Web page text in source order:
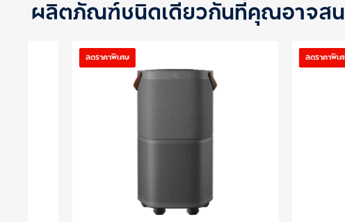
ผลิตภัณฑ์ชนิดเดียวกันที่คุณอาจส
ลดราคาพิเศษ ลดราคาพิเศษ